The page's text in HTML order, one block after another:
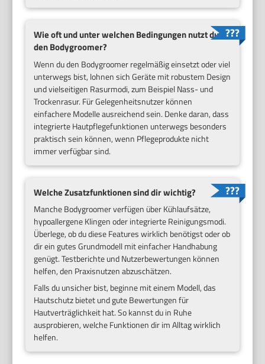
Wie oft und unter welchen Bedingungen nutzt du
den Bodygroomer?
Wenn du den Bodygroomer regelmäßig einsetzt oder viel
unterwegs bist, lohnen sich Geräte mit robustem Design
und vielseitigen Rasurmodi, zum Beispiel Nass- und
Trockenrasur. Für Gelegenheitsnutzer können
einfachere Modelle ausreichend sein. Denke daran, dass
integrierte Hautpflegefunktionen unterwegs besonders
praktisch sein können, wenn Pflegeprodukte nicht
immer verfügbar sind.
Welche Zusatzfunktionen sind dir wichtig?
Manche Bodygroomer verfügen über Kühlaufsätze,
hypoallergene Klingen oder integrierte Reinigungsmodi.
Überlege, ob du diese Features wirklich benötigst oder ob
dir ein gutes Grundmodell mit einfacher Handhabung
genügt. Testberichte und Nutzerbewertungen können
helfen, den Praxisnutzen abzuschätzen.
Falls du unsicher bist, beginne mit einem Modell, das
Hautschutz bietet und gute Bewertungen für
Hautverträglichkeit hat. So kannst du in Ruhe
ausprobieren, welche Funktionen dir im Alltag wirklich
helfen.